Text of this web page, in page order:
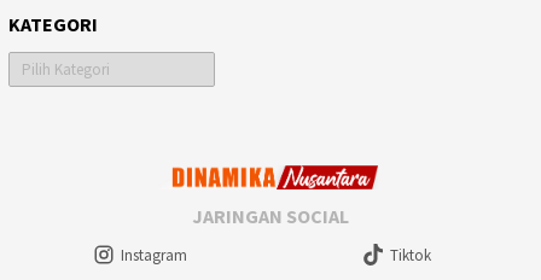
KATEGORI
Kategori
JARINGAN SOCIAL
Instagram
Tiktok